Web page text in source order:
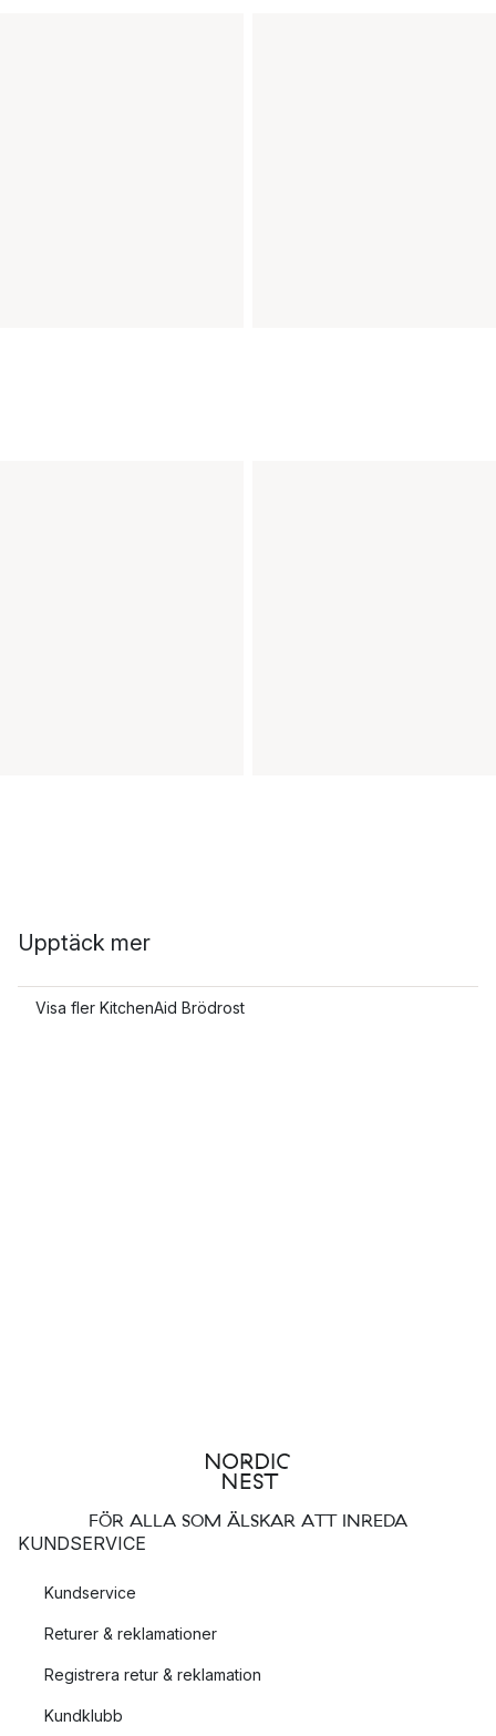
Upptäck mer
Visa fler KitchenAid Brödrost
FÖR ALLA SOM ÄLSKAR ATT INREDA
KUNDSERVICE
Kundservice
Returer & reklamationer
Registrera retur & reklamation
Kundklubb